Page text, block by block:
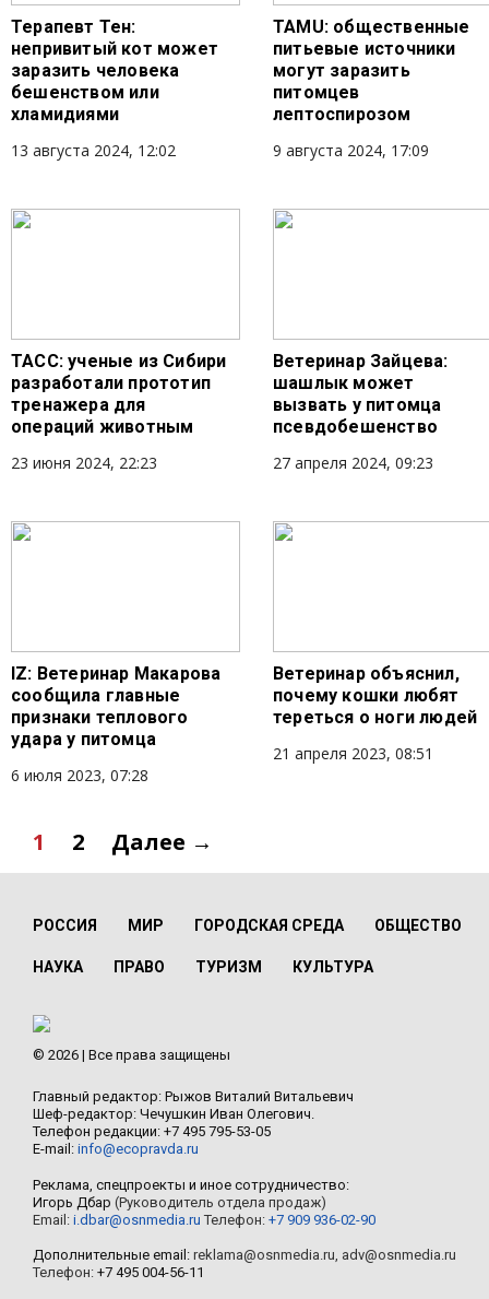
Терапевт Тен:
непривитый кот может
заразить человека
бешенством или
хламидиями
13 августа 2024, 12:02
TAMU: общественные
питьевые источники
могут заразить
питомцев
лептоспирозом
9 августа 2024, 17:09
ТАСС: ученые из Сибири
разработали прототип
тренажера для
операций животным
23 июня 2024, 22:23
Ветеринар Зайцева:
шашлык может
вызвать у питомца
псевдобешенство
27 апреля 2024, 09:23
IZ: Ветеринар Макарова
сообщила главные
признаки теплового
удара у питомца
6 июля 2023, 07:28
Ветеринар объяснил,
почему кошки любят
тереться о ноги людей
21 апреля 2023, 08:51
1 2 Далее →
РОССИЯ МИР ГОРОДСКАЯ СРЕДА ОБЩЕСТВО
НАУКА ПРАВО ТУРИЗМ КУЛЬТУРА
© 2026 | Все права защищены
Главный редактор: Рыжов Виталий Витальевич
Шеф-редактор: Чечушкин Иван Олегович.
Телефон редакции: +7 495 795-53-05
E-mail: info@ecopravda.ru
Реклама, спецпроекты и иное сотрудничество:
Игорь Дбар (Руководитель отдела продаж)
Email: i.dbar@osnmedia.ru Телефон: +7 909 936-02-90
Дополнительные email: reklama@osnmedia.ru, adv@osnmedia.ru
Телефон: +7 495 004-56-11